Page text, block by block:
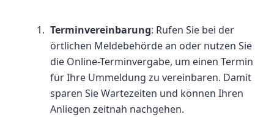
Terminvereinbarung: Rufen Sie bei der
örtlichen Meldebehörde an oder nutzen Sie
die Online-Terminvergabe, um einen Termin
für Ihre Ummeldung zu vereinbaren. Damit
sparen Sie Wartezeiten und können Ihren
Anliegen zeitnah nachgehen.